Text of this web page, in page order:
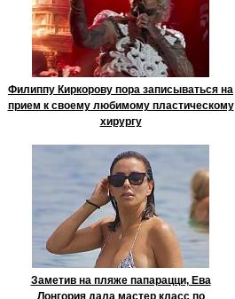
Филиппу Киркорову пора записываться на
прием к своему любимому пластическому
хирургу
Заметив на пляже папарацци, Ева
Лонгория дала мастер класс по